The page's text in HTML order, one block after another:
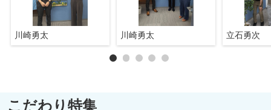
川崎勇太 川崎勇太 立石勇次
こだわり特集